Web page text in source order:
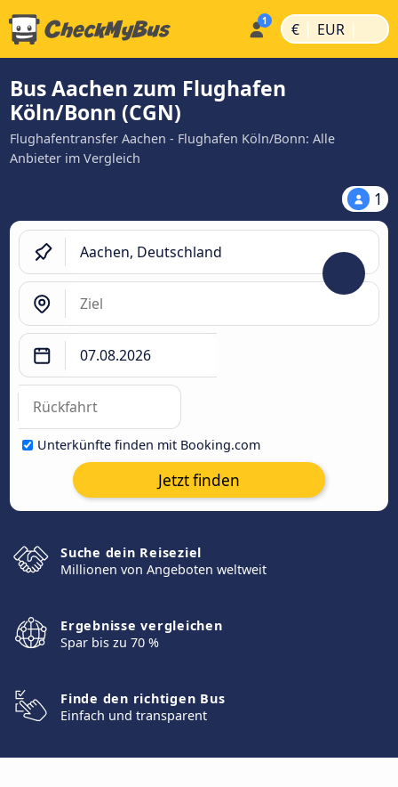
€ | EUR |
Bus Aachen zum Flughafen
Köln/Bonn (CGN)
Flughafentransfer Aachen - Flughafen Köln/Bonn: Alle
Anbieter im Vergleich
1
Unterkünfte finden mit Booking.com
Jetzt finden
Suche dein Reiseziel
Millionen von Angeboten weltweit
Ergebnisse vergleichen
Spar bis zu 70 %
Finde den richtigen Bus
Einfach und transparent